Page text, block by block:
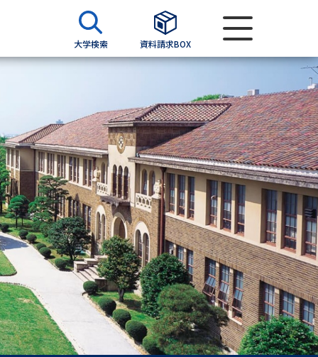
大学検索 資料請求BOX
書
願書
過去問題集
留学・進学関連、塾・予備校
の請求
高等学校卒業程度認定試験